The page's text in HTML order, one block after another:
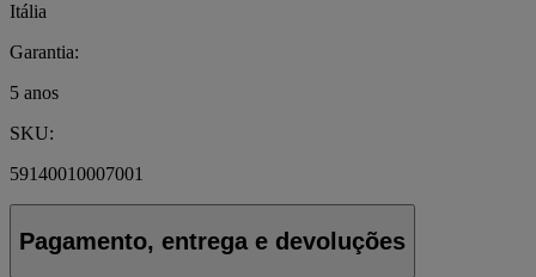
Itália
Garantia:
5 anos
SKU:
59140010007001
Pagamento, entrega e devoluções